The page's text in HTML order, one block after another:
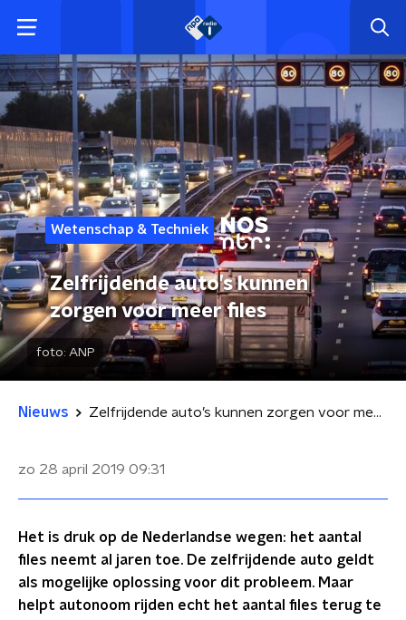
Wetenschap & Techniek
Zelfrijdende auto’s kunnen
zorgen voor meer files
foto: ANP
Nieuws Zelfrijdende auto’s kunnen zorgen voor meer files
zo 28 april 2019 09:31
Het is druk op de Nederlandse wegen: het aantal
files neemt al jaren toe. De zelfrijdende auto geldt
als mogelijke oplossing voor dit probleem. Maar
helpt autonoom rijden echt het aantal files terug te